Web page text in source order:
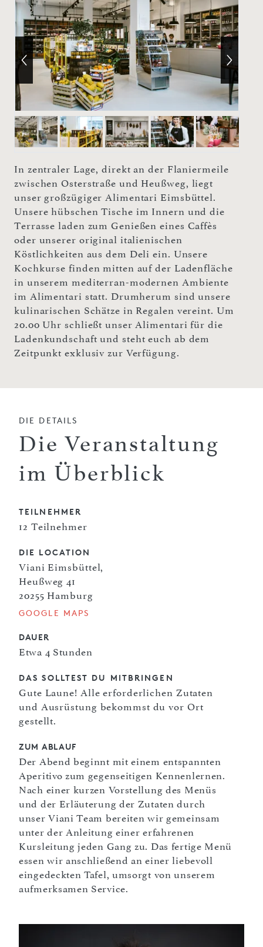
In zentraler Lage, direkt an der Flaniermeile
zwischen Osterstraße und Heußweg, liegt
unser großzügiger Alimentari Eimsbüttel.
Unsere hübschen Tische im Innern und die
Terrasse laden zum Genießen eines Caffès
oder unserer original italienischen
Köstlichkeiten aus dem Deli ein. Unsere
Kochkurse finden mitten auf der Ladenfläche
in unserem mediterran-modernen Ambiente
im Alimentari statt. Drumherum sind unsere
kulinarischen Schätze in Regalen vereint. Um
20.00 Uhr schließt unser Alimentari für die
Ladenkundschaft und steht euch ab dem
Zeitpunkt exklusiv zur Verfügung.
DIE DETAILS
Die Veranstaltung
im Überblick
TEILNEHMER
12 Teilnehmer
DIE LOCATION
Viani Eimsbüttel,
Heußweg 41
20255 Hamburg
GOOGLE MAPS
DAUER
Etwa 4 Stunden
DAS SOLLTEST DU MITBRINGEN
Gute Laune! Alle erforderlichen Zutaten
und Ausrüstung bekommst du vor Ort
gestellt.
ZUM ABLAUF
Der Abend beginnt mit einem entspannten
Aperitivo zum gegenseitigen Kennenlernen.
Nach einer kurzen Vorstellung des Menüs
und der Erläuterung der Zutaten durch
unser Viani Team bereiten wir gemeinsam
unter der Anleitung einer erfahrenen
Kursleitung jeden Gang zu. Das fertige Menü
essen wir anschließend an einer liebevoll
eingedeckten Tafel, umsorgt von unserem
aufmerksamen Service.